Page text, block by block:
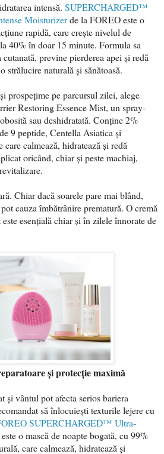
intensă. SUPERCHARGED™
Moisturizerde la FOREO este o
rapidă, care crește nivelul de
40% în doar 15 minute. Formula sa
previne pierderea apei și redă
strălucire naturală și sănătoasă.
prospețime pe parcursul zilei, alege
Restoring Essence Mist, un spray-
sau deshidratată. Conține 2%
9 peptide, Centella Asiatica și
calmează, hidratează și redă
oricând, chiar și peste machiaj,
Chiar dacă soarele pare mai blând,
cauza îmbătrânire prematură. O cremă
esențială chiar și în zilele înnorate de
și protecție maximă
și vântul pot afecta serios bariera
să înlocuiești texturile lejere cu
SUPERCHARGED™ Ultra-
este o mască de noapte bogată, cu 99%
care calmează, hidratează și